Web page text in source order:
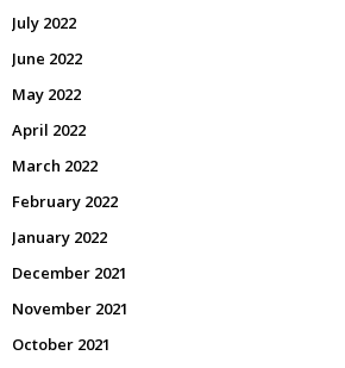
July 2022
June 2022
May 2022
April 2022
March 2022
February 2022
January 2022
December 2021
November 2021
October 2021